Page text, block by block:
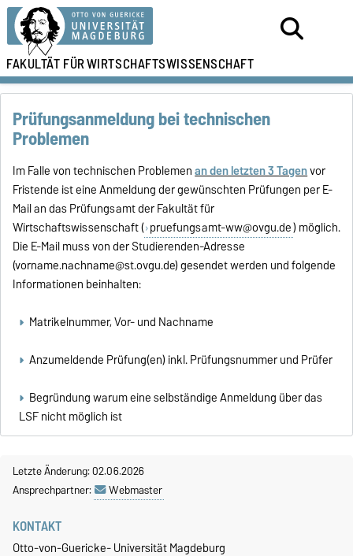
FAKULTÄT FÜRWIRTSCHAFTSWISSENSCHAFT
Prüfungsanmeldung bei technischen
Problemen
Im Falle von technischen Problemenan den letzten 3 Tagenvor
Fristende ist eine Anmeldung der gewünschten Prüfungen per E-
Mail an das Prüfungsamt der Fakultät für
Wirtschaftswissenschaft ( pruefungsamt-ww@ovgu.de) möglich.
Die E-Mail muss von der Studierenden-Adresse
(vorname.nachname@st.ovgu.de) gesendet werden und folgende
Informationen beinhalten:
Matrikelnummer, Vor- und Nachname
Anzumeldende Prüfung(en) inkl. Prüfungsnummer und Prüfer
Begründung warum eine selbständige Anmeldung über das
LSF nicht möglich ist
Letzte Änderung: 02.06.2026
Ansprechpartner:
Webmaster
KONTAKT
Otto-von-Guericke- Universität Magdeburg